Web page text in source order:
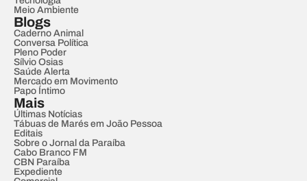
Meio Ambiente
Blogs
Caderno Animal
Conversa Política
Pleno Poder
Sílvio Osias
Saúde Alerta
Mercado em Movimento
Papo Íntimo
Mais
Últimas Notícias
Tábuas de Marés em João Pessoa
Editais
Sobre o Jornal da Paraíba
Cabo Branco FM
CBN Paraíba
Expediente